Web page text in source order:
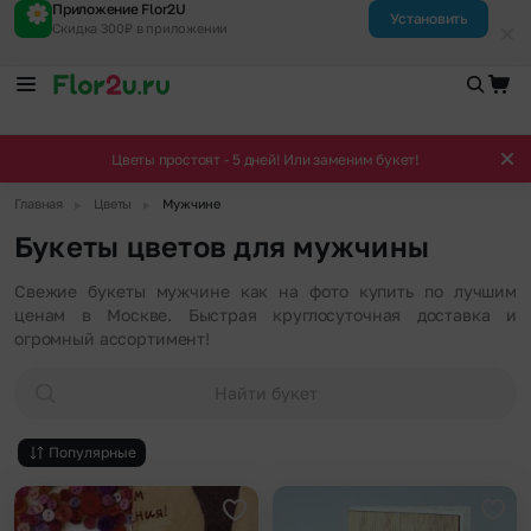
Приложение Flor2U
Скидка 300₽ в приложении
Установить
Цветы простоят - 5 дней! Или заменим букет!
Главная Цветы Мужчине
Букеты цветов для мужчины
Свежие букеты мужчине как на фото купить по лучшим
ценам в Москве. Быстрая круглосуточная доставка и
огромный ассортимент!
Найти букет
Популярные